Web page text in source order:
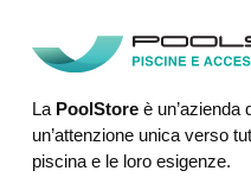
La PoolStoreè un’azienda
un’attenzione unica verso
piscina e le loro esigenze.